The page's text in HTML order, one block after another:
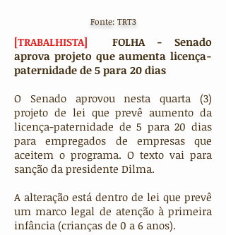
Fonte: TRT3
[TRABALHISTA] FOLHA - Senado
aprova projeto que aumenta licença-
paternidade de 5 para 20 dias
O Senado aprovou nesta quarta (3)
projeto de lei que prevê aumento da
licença-paternidade de 5 para 20 dias
para empregados de empresas que
aceitem o programa. O texto vai para
sanção da presidente Dilma.
A alteração está dentro de lei que prevê
um marco legal de atenção à primeira
infância (crianças de 0 a 6 anos).